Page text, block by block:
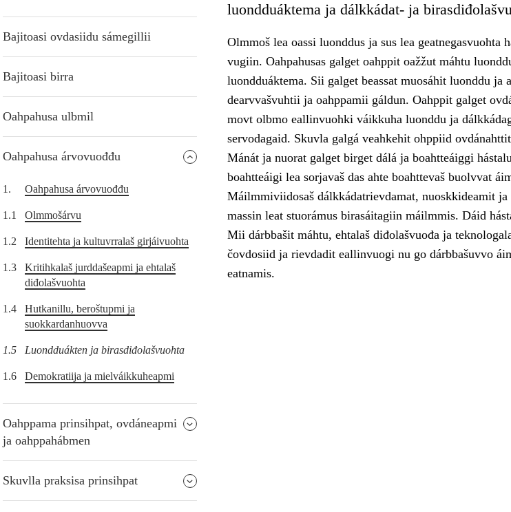
Bajitoasi ovdasiidu sámegillii
Bajitoasi birra
Oahpahusa ulbmil
Oahpahusa árvovuođđu
1. Oahpahusa árvovuođđu
1.1 Olmmošárvu
1.2 Identitehta ja kultuvrralaš girjáivuohta
1.3
Kritihkalaš jurddašeapmi ja ehtalaš
diđolašvuohta
1.4
Hutkanillu, beroštupmi ja
suokkardanhuovva
1.5 Luondduákten ja birasdiđolašvuohta
1.6 Demokratiija ja mielváikkuheapmi
Oahppama prinsihpat, ovdáneapmi
ja oahppahábmen
Skuvlla praksisa prinsihpat
luondduáktema ja dálkkádat- ja
Olmmoš lea oassi luonddus ja sus lea geatnegasvuohta
vugiin. Oahpahusas galget oahppit oažžut máhtu
luondduáktema. Sii galget beassat muosáhit luonddu
dearvvašvuhtii ja oahppamii gáldun. Oahppit galget
movt olbmo eallinvuohki váikkuha luonddu ja
servodagaid. Skuvla galgá veahkehit ohppiid
Mánát ja nuorat galget birget dálá ja boahtteáiggi
boahtteáigi lea sorjavaš das ahte boahttevaš buolvvat
Máilmmiviidosaš dálkkádatrievdamat, nuoskkideamit
massin leat stuorámus birasáitagiin máilmmis. Dáid
Mii dárbbašit máhtu, ehtalaš diđolašvuođa ja
čovdosiid ja rievdadit eallinvuogi nu go dárbbašuvvo
eatnamis.